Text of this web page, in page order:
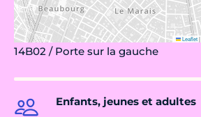
Leaflet|
14B02 / Porte sur la gauche
Enfants, jeunes et adultes